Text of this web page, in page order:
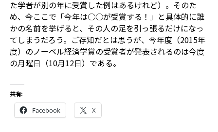
た学者が別の年に受賞した例はあるけれど）。そのた
め、今ここで「今年は○○が受賞する！」と具体的に誰
かの名前を挙げると、その人の足を引っ張るだけになっ
てしまうだろう。ご存知だとは思うが、今年度（2015年
度）のノーベル経済学賞の受賞者が発表されるのは今度
の月曜日（10月12日）である。
共有:
Facebook X